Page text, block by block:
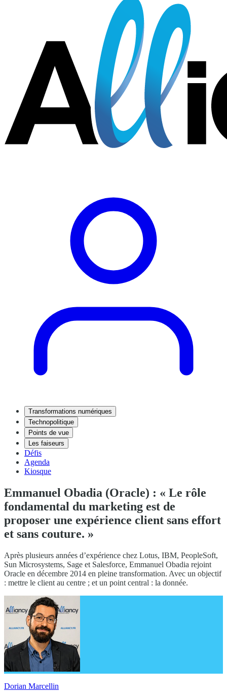
Transformations numériques
Technopolitique
Points de vue
Les faiseurs
Défis
Agenda
Kiosque
Emmanuel Obadia (Oracle) : « Le rôle
fondamental du marketing est de
proposer une expérience client sans effort
et sans couture. »
Après plusieurs années d’expérience chez Lotus, IBM, PeopleSoft,
Sun Microsystems, Sage et Salesforce, Emmanuel Obadia rejoint
Oracle en décembre 2014 en pleine transformation. Avec un objectif
: mettre le client au centre ; et un point central : la donnée.
Dorian Marcellin